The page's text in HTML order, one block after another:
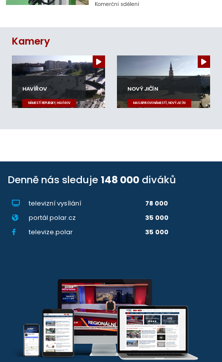
Komerční sdělení
Kamery
HAVÍŘOV
NÁMĚSTÍ REPUBLIKY, HAVÍŘOV
NOVÝ JIČÍN
MASARYKOVO NÁMĚSTÍ, NOVÝ JIČÍN
Denně nás sleduje 148 000 diváků
televizní vysílání
78 000
portál polar.cz
35 000
televize.polar
35 000